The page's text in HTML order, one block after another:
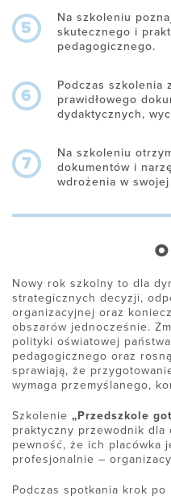
5
Na szkoleniu
skutecznego i
pedagogicznego.
6
Podczas szkolenia
prawidłowego
dydaktycznych,
7
Na szkoleniu
dokumentów i
wdrożenia w
Nowy rok szkolny to dla
strategicznych decyzji,
organizacyjnej oraz
obszarów jednocześnie.
polityki oświatowej
pedagogicznego oraz
sprawiają, że
wymaga przemyślanego,
Szkolenie „Przedszkole
praktyczny przewodnik dla
pewność, że ich placówka
profesjonalnie –
Podczas spotkania krok